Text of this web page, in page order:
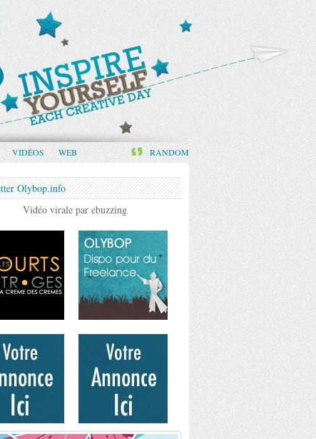
VIDÉOS WEB RANDOM
Olybop.info
Vidéo virale par ebuzzing